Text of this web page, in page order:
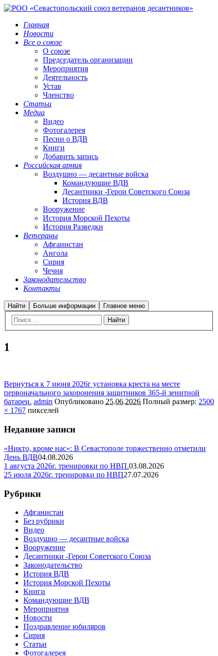
Главная
Новости
Все о союзе
О союзе
Председатель организации
Мероприятия
Деятельность
Устав
Членство
Статьи
Медиа
Видео
Фотогалерея
Песни о ВДВ
Книги
Добавить запись
Российская армия
Воздушно — десантные войска
Командующие ВДВ
Десантники -Герои Советского Союза
История ВДВ
Вооружение
История Морской Пехоты
История Разведки
Ветераны
Афганистан
Ангола
Сирия
Чечня
Законодательство
Контакты
Найти Больше информации Главное меню
1
Вернуться к 7 июня 2026г установка креста на месте
первоначального захоронения защитников 365-й зенитной
батареи. admin Опубликовано 25.06.2026 Полный размер: 2500
× 1767 пикселей
Недавние записи
«Никто, кроме нас»: В Севастополе торжественно отметили
День ВДВ04.08.2026
1 августа 2026г. тренировки по НВП.03.08.2026
25 июля 2026г. тренировки по НВП27.07.2026
Рубрики
Афганистан
Без рубрики
Видео
Воздушно — десантные войска
Вооружение
Десантники -Герои Советского Союза
Законодательство
История ВДВ
История Морской Пехоты
Книги
Командующие ВДВ
Мероприятия
Новости
Поздравление юбиляров
Сирия
Статьи
Фотогалерея